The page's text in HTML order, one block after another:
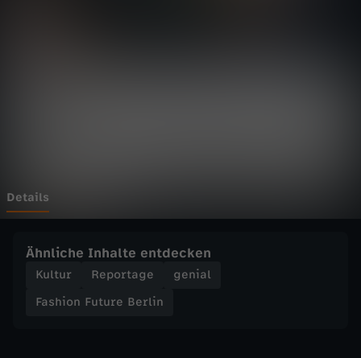
e
B
e
Details
Ähnliche Inhalte entdecken
Kultur Reportage
genial
Fashion Future Berlin